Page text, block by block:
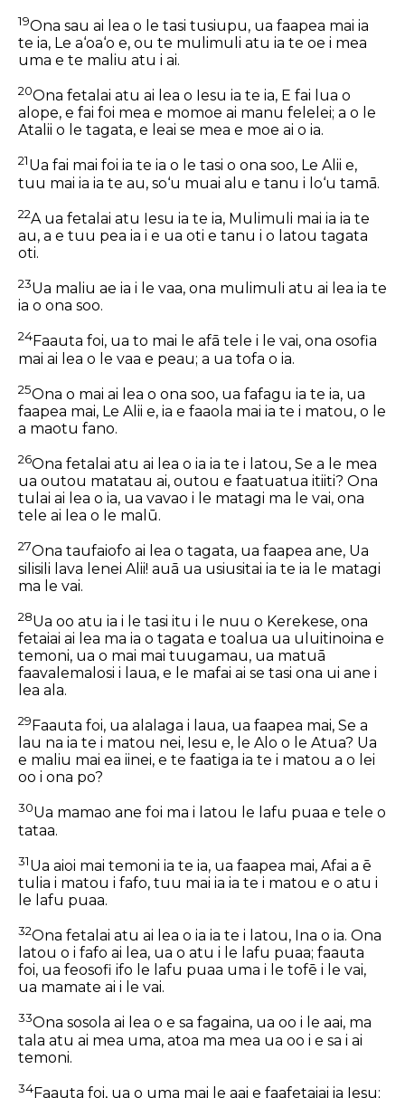
19Ona sau ai lea o le tasi tusiupu, ua faapea mai ia
te ia, Le a‘oa‘o e, ou te mulimuli atu ia te oe i mea
uma e te maliu atu i ai.
20Ona fetalai atu ai lea o Iesu ia te ia, E fai lua o
alope, e fai foi mea e momoe ai manu felelei; a o le
Atalii o le tagata, e leai se mea e moe ai o ia.
21Ua fai mai foi ia te ia o le tasi o ona soo, Le Alii e,
tuu mai ia ia te au, so‘u muai alu e tanu i lo‘u tamā.
22A ua fetalai atu Iesu ia te ia, Mulimuli mai ia ia te
au, a e tuu pea ia i e ua oti e tanu i o latou tagata
oti.
23Ua maliu ae ia i le vaa, ona mulimuli atu ai lea ia te
ia o ona soo.
24Faauta foi, ua to mai le afā tele i le vai, ona osofia
mai ai lea o le vaa e peau; a ua tofa o ia.
25Ona o mai ai lea o ona soo, ua fafagu ia te ia, ua
faapea mai, Le Alii e, ia e faaola mai ia te i matou, o le
a maotu fano.
26Ona fetalai atu ai lea o ia ia te i latou, Se a le mea
ua outou matatau ai, outou e faatuatua itiiti? Ona
tulai ai lea o ia, ua vavao i le matagi ma le vai, ona
tele ai lea o le malū.
27Ona taufaiofo ai lea o tagata, ua faapea ane, Ua
silisili lava lenei Alii! auā ua usiusitai ia te ia le matagi
ma le vai.
28Ua oo atu ia i le tasi itu i le nuu o Kerekese, ona
fetaiai ai lea ma ia o tagata e toalua ua uluitinoina e
temoni, ua o mai mai tuugamau, ua matuā
faavalemalosi i laua, e le mafai ai se tasi ona ui ane i
lea ala.
29 Faauta foi, ua alalaga i laua, ua faapea mai, Se a
lau na ia te i matou nei, Iesu e, le Alo o le Atua? Ua
e maliu mai ea iinei, e te faatiga ia te i matou a o lei
oo i ona po?
30Ua mamao ane foi ma i latou le lafu puaa e tele o
tataa.
31Ua aioi mai temoni ia te ia, ua faapea mai, Afai a ē
tulia i matou i fafo, tuu mai ia ia te i matou e o atu i
le lafu puaa.
32Ona fetalai atu ai lea o ia ia te i latou, Ina o ia. Ona
latou o i fafo ai lea, ua o atu i le lafu puaa; faauta
foi, ua feosofi ifo le lafu puaa uma i le tofē i le vai,
ua mamate ai i le vai.
33Ona sosola ai lea o e sa fagaina, ua oo i le aai, ma
tala atu ai mea uma, atoa ma mea ua oo i e sa i ai
temoni.
34Faauta foi, ua o uma mai le aai e faafetaiai ia Iesu;